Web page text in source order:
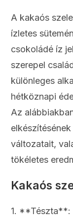
A kakaós
ízletes
csokoládé íz
szerepel
különleges
hétköznapi
Az
változatait,
tökéletes
Kakaós
1. **Tészta**: